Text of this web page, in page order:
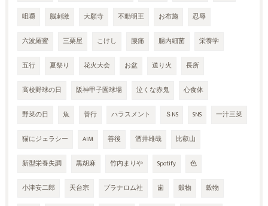
咀嚼 脳刺激 大願寺 不動明王 お布施 忍辱
六波羅蜜 三栗屋 こけし 腰痛 腸内細菌 栄養学
五行 夏祭り 花火大会 お盆 送り火 長所
高校野球の日 阪神甲子園球場 泣くな赤鬼 心食体
野菜の日 魚 善行 ハラスメント ＳNS SNS 一汁三菜
猫にジェラシー AIM 善後 酒井雄哉 比叡山
新型栄養失調 黒胡麻 竹内まりや Spotify 色
小津安二郎 天台宗 プラナロム社 歯 穀物 穀物